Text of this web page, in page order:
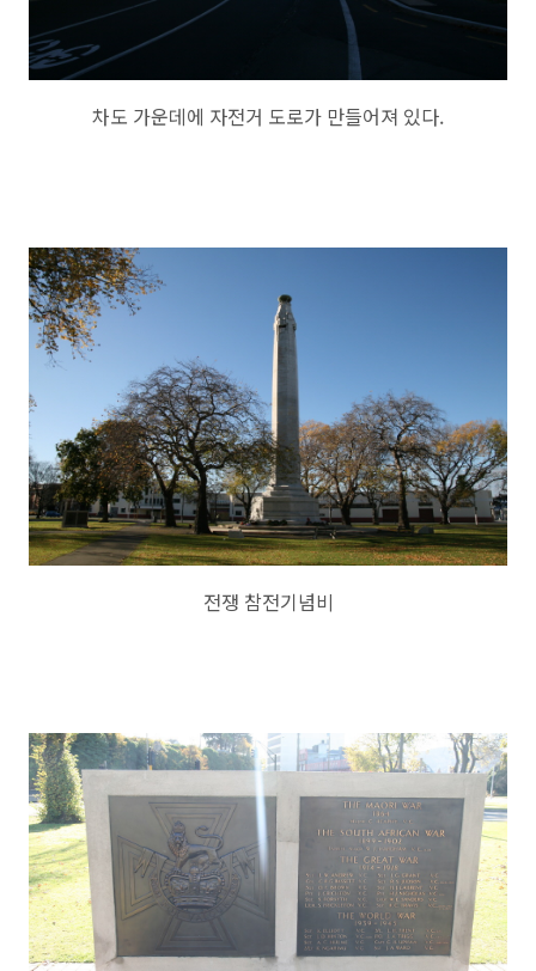
차도 가운데에 자전거 도로가 만들어져 있다.
전쟁 참전기념비